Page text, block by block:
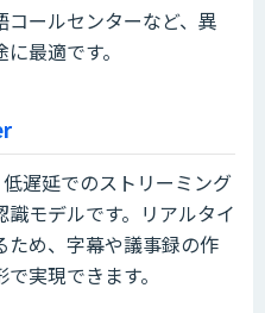
ールセンターなど、異
最適です。
遅延でのストリーミング
モデルです。リアルタイ
ため、字幕や議事録の作
実現できます。